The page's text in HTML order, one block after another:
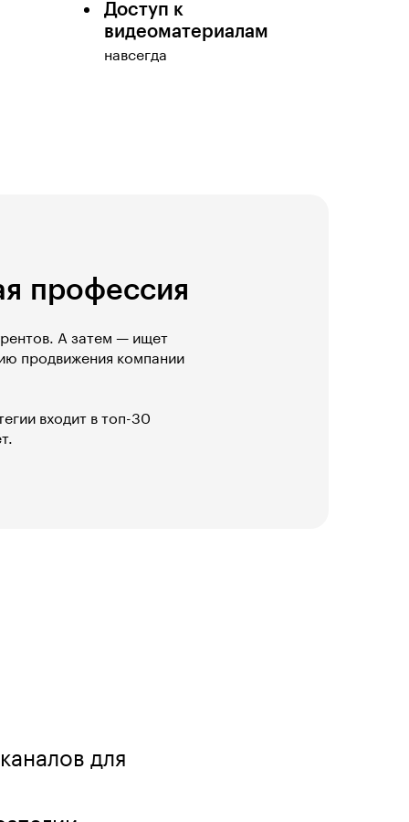
Доступ к
видеоматериалам
навсегда
профессия
А затем — ищет
продвижения компании
входит в топ-30
для